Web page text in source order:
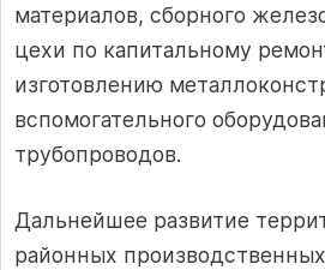
материалов, сборного
цехи по капитальному
изготовлению
вспомогательного
трубопроводов.
Дальнейшее развитие
районных